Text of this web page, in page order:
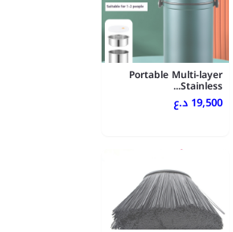
Portable Multi-layer
Stainless...
19,500 د.ع